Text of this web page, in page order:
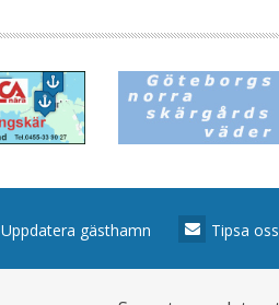
Uppdatera gästhamn Tipsa oss